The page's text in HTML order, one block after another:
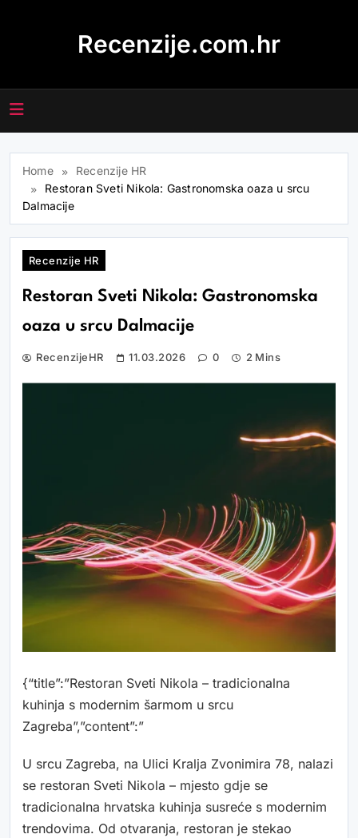
Recenzije.com.hr
Home
Recenzije HR
Restoran Sveti Nikola: Gastronomska oaza u srcu
Dalmacije
Recenzije HR
Restoran Sveti Nikola: Gastronomska
oaza u srcu Dalmacije
RecenzijeHR 11.03.2026 0 2 Mins
{“title”:”Restoran Sveti Nikola – tradicionalna
kuhinja s modernim šarmom u srcu
Zagreba”,”content”:”
U srcu Zagreba, na Ulici Kralja Zvonimira 78, nalazi
se restoran Sveti Nikola – mjesto gdje se
tradicionalna hrvatska kuhinja susreće s modernim
trendovima. Od otvaranja, restoran je stekao